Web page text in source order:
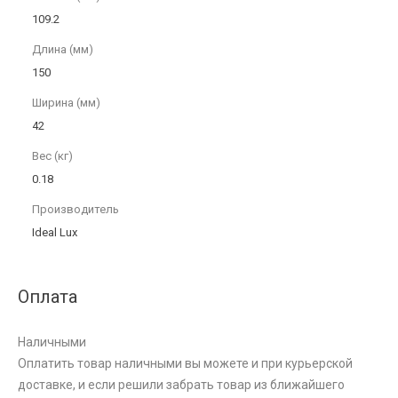
109.2
Длина (мм)
150
Ширина (мм)
42
Вес (кг)
0.18
Производитель
Ideal Lux
Оплата
Наличными
Оплатить товар наличными вы можете и при курьерской
доставке, и если решили забрать товар из ближайшего